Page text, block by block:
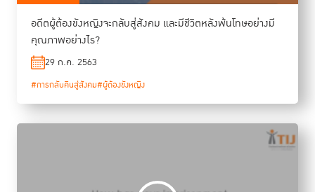
อดีตผู้ต้องขังหญิงจะกลับสู่สังคม และมีชีวิตหลังพ้นโทษอย่างมี
คุณภาพอย่างไร?
29 ก.ค. 2563
#การกลับคืนสู่สังคม#ผู้ต้องขังหญิง